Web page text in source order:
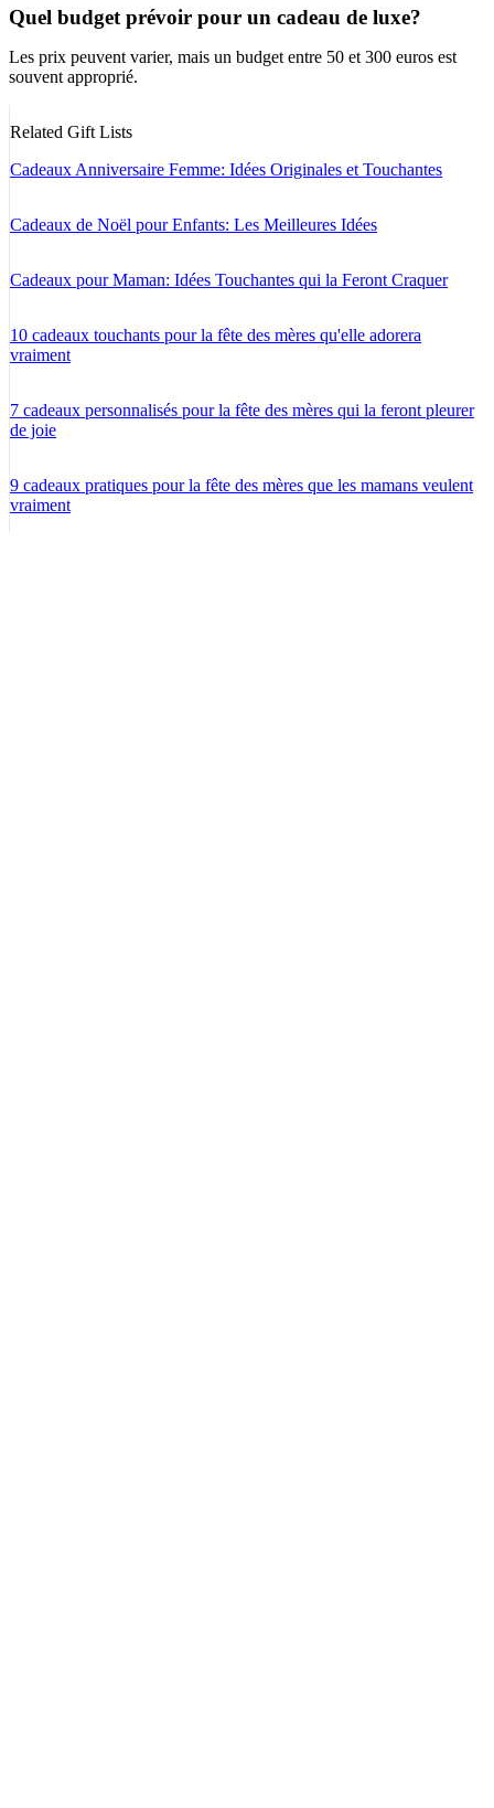
Quel budget prévoir pour un cadeau de luxe?
Les prix peuvent varier, mais un budget entre 50 et 300 euros est
souvent approprié.
Related Gift Lists
Cadeaux Anniversaire Femme: Idées Originales et Touchantes
Cadeaux de Noël pour Enfants: Les Meilleures Idées
Cadeaux pour Maman: Idées Touchantes qui la Feront Craquer
10 cadeaux touchants pour la fête des mères qu'elle adorera
vraiment
7 cadeaux personnalisés pour la fête des mères qui la feront pleurer
de joie
9 cadeaux pratiques pour la fête des mères que les mamans veulent
vraiment